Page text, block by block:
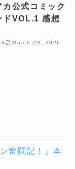
カ公式コミック
ドVOL.1 感想
March 29, 2026
奮闘記！』本